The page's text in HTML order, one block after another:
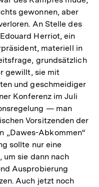
gewonnen, aber
An Stelle des
Herriot, ein
materiell in
grundsätzlich
gewillt, sie mit
und geschmeidiger
Konferenz im Juli
— man
Vorsitzenden der
„Dawes-Abkommen“
sollte nur eine
sie dann nach
Ausprobierung
Auch jetzt noch